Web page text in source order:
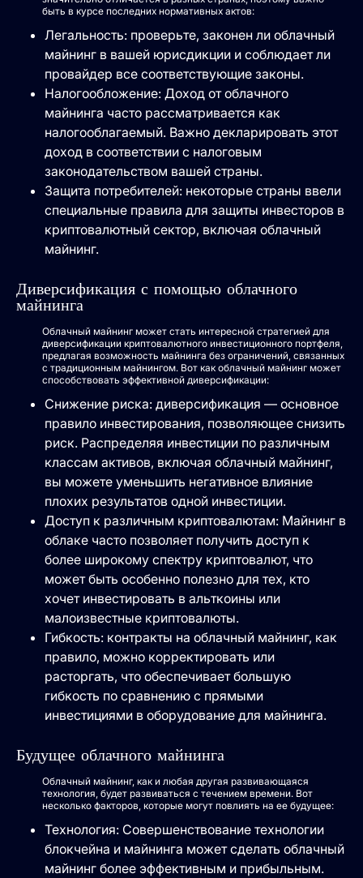
быть в курсе последних нормативных актов:
Легальность: проверьте, законен ли облачный
майнинг в вашей юрисдикции и соблюдает ли
провайдер все соответствующие законы.
Налогообложение: Доход от облачного
майнинга часто рассматривается как
налогооблагаемый. Важно декларировать этот
доход в соответствии с налоговым
законодательством вашей страны.
Защита потребителей: некоторые страны ввели
специальные правила для защиты инвесторов в
криптовалютный сектор, включая облачный
майнинг.
Диверсификация с помощью облачного
майнинга
Облачный майнинг может стать интересной стратегией для
диверсификации криптовалютного инвестиционного портфеля,
предлагая возможность майнинга без ограничений, связанных
с традиционным майнингом. Вот как облачный майнинг может
способствовать эффективной диверсификации:
Снижение риска: диверсификация — основное
правило инвестирования, позволяющее снизить
риск. Распределяя инвестиции по различным
классам активов, включая облачный майнинг,
вы можете уменьшить негативное влияние
плохих результатов одной инвестиции.
Доступ к различным криптовалютам: Майнинг в
облаке часто позволяет получить доступ к
более широкому спектру криптовалют, что
может быть особенно полезно для тех, кто
хочет инвестировать в альткоины или
малоизвестные криптовалюты.
Гибкость: контракты на облачный майнинг, как
правило, можно корректировать или
расторгать, что обеспечивает большую
гибкость по сравнению с прямыми
инвестициями в оборудование для майнинга.
Будущее облачного майнинга
Облачный майнинг, как и любая другая развивающаяся
технология, будет развиваться с течением времени. Вот
несколько факторов, которые могут повлиять на ее будущее:
Технология: Совершенствование технологии
блокчейна и майнинга может сделать облачный
майнинг более эффективным и прибыльным.